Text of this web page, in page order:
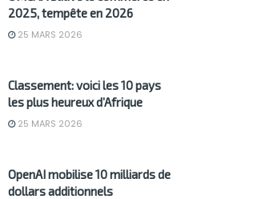
2025, tempête en 2026
25 MARS 2026
Classement: voici les 10 pays
les plus heureux d’Afrique
25 MARS 2026
OpenAI mobilise 10 milliards de
dollars additionnels